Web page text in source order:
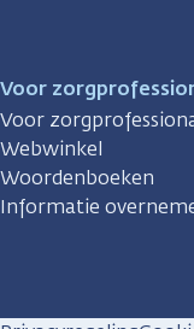
Voor
Voor
Webwinkel
Woordenboeken
Informatie